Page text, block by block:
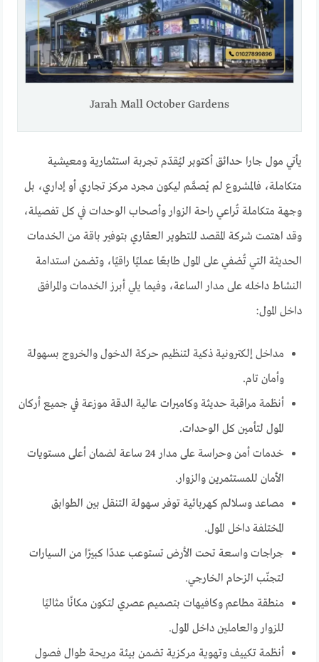
Jarah Mall October Gardens
يأتي مول جارا حدائق أكتوبر ليُقدّم تجربة استثمارية ومعيشية
متكاملة، فالمشروع لم يُصمَّم ليكون مجرد مركز تجاري أو إداري، بل
وجهة متكاملة تُراعي راحة الزوار وأصحاب الوحدات في كل تفصيلة،
وقد اهتمت شركة المقصد للتطوير العقاري بتوفير باقة من الخدمات
الحديثة التي تُضفي على المول طابعًا عمليًا راقيًا، وتضمن استدامة
النشاط داخله على مدار الساعة، وفيما يلي أبرز الخدمات والمرافق
داخل المول:
مداخل إلكترونية ذكية لتنظيم حركة الدخول والخروج بسهولة
وأمان تام.
أنظمة مراقبة حديثة وكاميرات عالية الدقة موزعة في جميع أركان
المول لتأمين كل الوحدات.
خدمات أمن وحراسة على مدار 24 ساعة لضمان أعلى مستويات
الأمان للمستثمرين والزوار.
مصاعد وسلالم كهربائية توفر سهولة التنقل بين الطوابق
المختلفة داخل المول.
جراجات واسعة تحت الأرض تستوعب عددًا كبيرًا من السيارات
لتجنّب الزحام الخارجي.
منطقة مطاعم وكافيهات بتصميم عصري لتكون مكانًا مثاليًا
للزوار والعاملين داخل المول.
أنظمة تكييف وتهوية مركزية تضمن بيئة مريحة طوال فصول